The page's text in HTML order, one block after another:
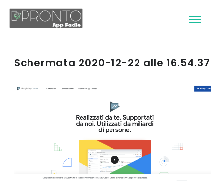
Schermata 2020-12-22 alle 16.54.37